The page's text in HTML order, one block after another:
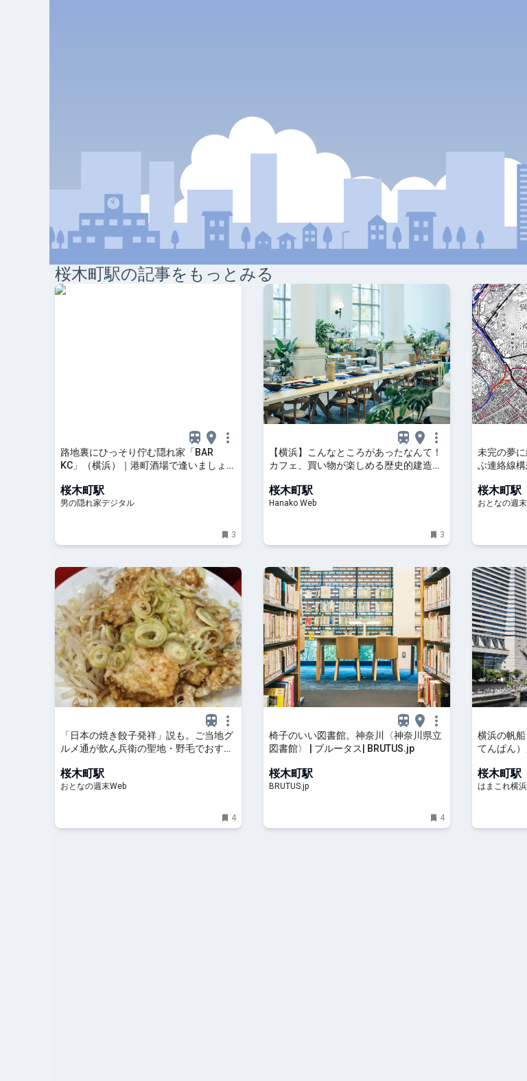
桜木町駅の記事をもっとみる
路地裏にひっそり佇む隠れ家「BAR
KC」（横浜）｜港町酒場で逢いましょう
桜木町駅
男の隠れ家デジタル
3
【横浜】こんなところがあったなんて！
カフェ、買い物が楽しめる歴史的建造物
桜木町駅
Hanako Web
3
未完の夢
ぶ連絡線
計画
桜木町駅
おとなの週
「日本の焼き餃子発祥」説も。ご当地グ
ルメ通が飲ん兵衛の聖地・野毛でおすす
桜木町駅
おとなの週末Web
4
椅子のいい図書館。神奈川〈神奈川県立
図書館〉 | ブルータス| BRUTUS.jp
桜木町駅
BRUTUS.jp
4
横浜の帆
てんぱん
桜木町駅
はまこれ横浜